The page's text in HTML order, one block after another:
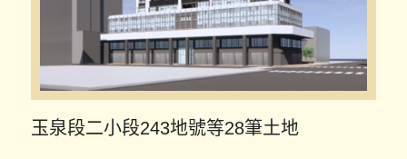
玉泉段二小段243地號等28筆土地